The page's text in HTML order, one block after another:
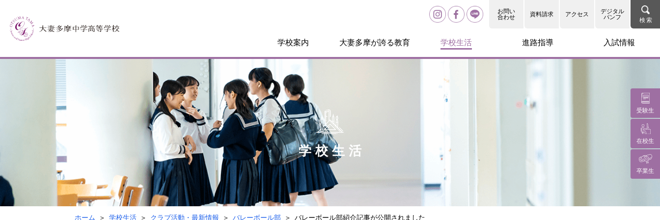
お問い
合わせ
資料請求 アクセス
デジタル
パンフ
学校案内 大妻多摩が誇る教育 学校生活 進路指導 入試情報
受験生
在校生
卒業生
学校生活
ホーム 学校生活 クラブ活動・最新情報 バレーボール部 バレーボール部紹介記事が公開されました